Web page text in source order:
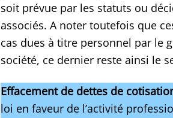
soit prévue par les statuts ou
associés. A noter toutefois que
cas dues à titre personnel par le
société, ce dernier reste ainsi le
Effacement de dettes de
loi en faveur de l’activité